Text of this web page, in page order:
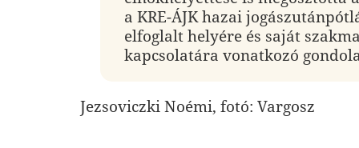
a KRE-ÁJK hazai
elfoglalt helyére és saját
kapcsolatára vonatkozó
Jezsoviczki Noémi, fotó: Vargosz